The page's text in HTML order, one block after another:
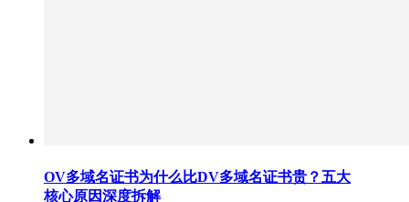
OV多域名证书为什么比DV多域名证书贵？五大
核心原因深度拆解